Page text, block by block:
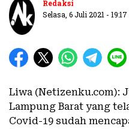
Redaksi
Selasa, 6 Juli 2021 -
Liwa (Netizenku.com):
Lampung Barat yang
Covid-19 sudah